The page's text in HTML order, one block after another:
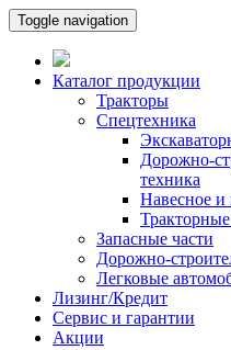
Toggle navigation
Каталог продукции
Тракторы
Спецтехника
Дорожно-
техника
Навесное и
Запасные части
Дорожно-
Легковые
Лизинг/Кредит
Сервис и гарантии
Акции